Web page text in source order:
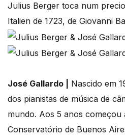
Julius Berger toca num
Italien de 1723, de Giovanni
José Gallardo |
Nascido em
dos pianistas de música de
mundo. Aos 5 anos começou
Conservatório de Buenos